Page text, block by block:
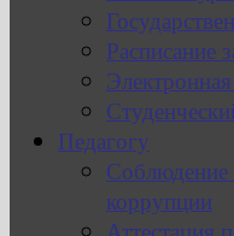
Расписание
Педагогу
Соблюдение
коррупции